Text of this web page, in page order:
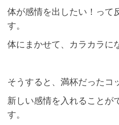
体が感情を出したい！って
す。
体にまかせて、カラカラに
そうすると、満杯だったコ
新しい感情を入れることが
す。